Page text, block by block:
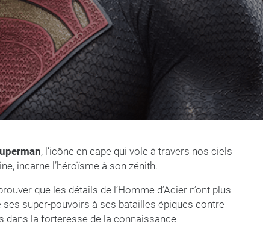
, l’icône en cape qui vole à travers nos ciels
incarne l’héroïsme à son zénith.
que les détails de l’Homme d’Acier n’ont plus
super-pouvoirs à ses batailles épiques contre
dans la forteresse de la connaissance